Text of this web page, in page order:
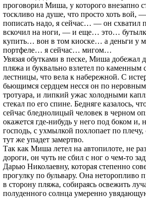
проговорил Миша, у которого внезапно
тоскливо на душе, что просто хоть вой,
пописать надо, я сейчас… — он схватил
вскочил на ноги, — и еще… это…
купить… вон в том киоске… а деньги у
портфеле… я сейчас… мигом…
Увязая обутками в песке, Миша добежал
пляжа и буквально взлетел по каменным
лестницы, что вела к набережной. С
бьющимся сердцем несся он по
тротуара, и липкий ужас холодными
стекал по его спине. Бедняге казалось,
сейчас бледнолицый человек в черном
окажется где-нибудь у него под боком и,
господь, с ухмылкой похлопает по плечу,
тут же упадет замертво.
Так как Миша летел на автопилоте, не
дороги, он чуть не сбил с ног о чем-то
Дарью Николаевну, которая степенно
прогулку по бульвару. Она неторопливо
в сторону пляжа, собираясь освежить
полуденного солнца умеренно